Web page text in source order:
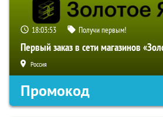
18:03:52 Получи первым!
Первый заказ в сети магазинов
Россия
Промокод